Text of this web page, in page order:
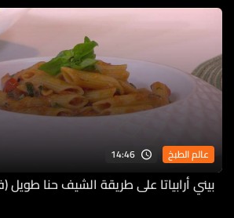
عالم الطبخ 14:46
بيني أرابياتا على طريقة الشيف حنا طويل